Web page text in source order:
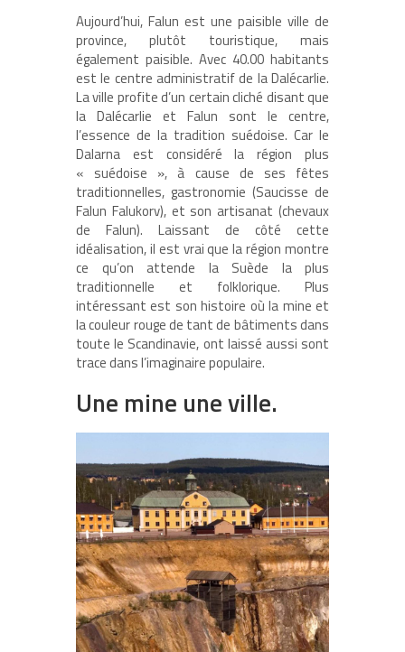
Aujourd’hui, Falun est une paisible ville de
province, plutôt touristique, mais
également paisible. Avec 40.00 habitants
est le centre administratif de la Dalécarlie.
La ville profite d’un certain cliché disant que
la Dalécarlie et Falun sont le centre,
l’essence de la tradition suédoise. Car le
Dalarna est considéré la région plus
« suédoise », à cause de ses fêtes
traditionnelles, gastronomie (Saucisse de
Falun Falukorv), et son artisanat (chevaux
de Falun). Laissant de côté cette
idéalisation, il est vrai que la région montre
ce qu’on attende la Suède la plus
traditionnelle et folklorique. Plus
intéressant est son histoire où la mine et
la couleur rouge de tant de bâtiments dans
toute le Scandinavie, ont laissé aussi sont
trace dans l’imaginaire populaire.
Une mine une ville.